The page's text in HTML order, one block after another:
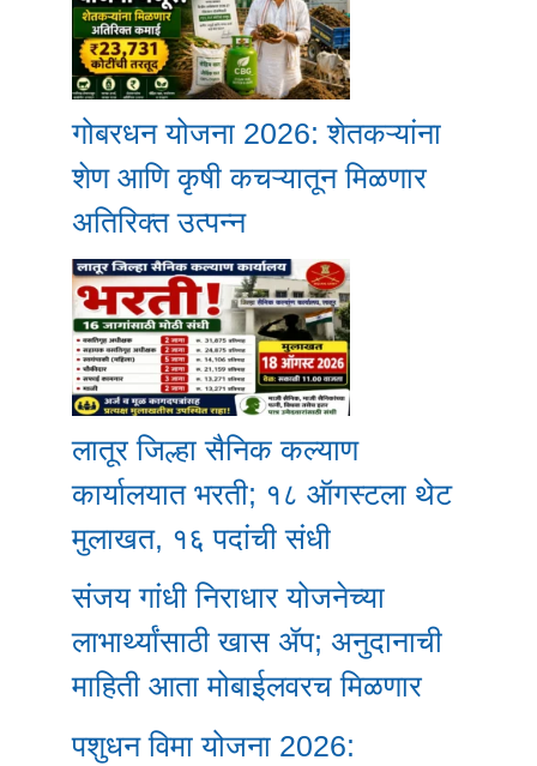
गोबरधन योजना 2026: शेतकऱ्यांना
शेण आणि कृषी कचऱ्यातून मिळणार
अतिरिक्त उत्पन्न
लातूर जिल्हा सैनिक कल्याण
कार्यालयात भरती; १८ ऑगस्टला थेट
मुलाखत, १६ पदांची संधी
संजय गांधी निराधार योजनेच्या
लाभार्थ्यांसाठी खास ॲप; अनुदानाची
माहिती आता मोबाईलवरच मिळणार
पशुधन विमा योजना 2026: